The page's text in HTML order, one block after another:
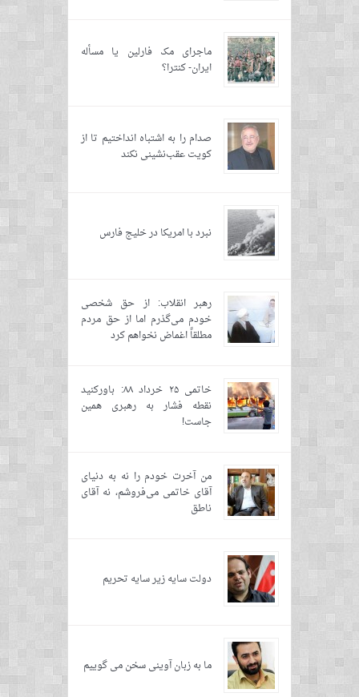
ماجرای مک فارلین یا مسأله
ایران- کنترا؟
صدام را به اشتباه انداختیم تا از
کویت عقب‌نشینی نکند
نبرد با امریکا در خلیج فارس
رهبر انقلاب: از حق شخصی
خودم می‌گذرم اما از حق مردم
مطلقاً اغماض نخواهم کرد
خاتمی ۲۵ خرداد ۸۸: باورکنید
نقطه فشار به رهبری همین
جاست!
من آخرت خودم را نه به دنیای
آقای خاتمی می‌فروشم، نه آقای
ناطق
دولت سایه زیر سایه تحریم
ما به زبان آوینی سخن می گوییم